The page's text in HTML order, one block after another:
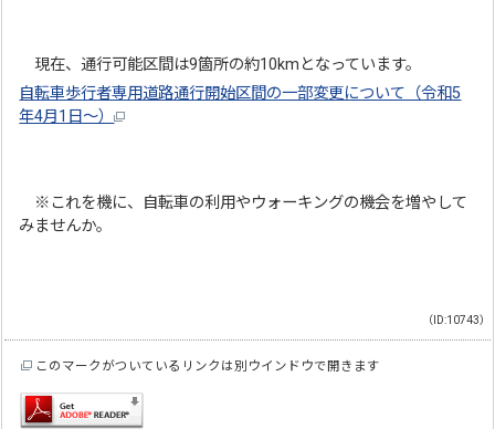
現在、通行可能区間は9箇所の約10kmとなっています。
自転車歩行者専用道路通行開始区間の一部変更について（令和5
年4月1日～）
※これを機に、自転車の利用やウォーキングの機会を増やして
みませんか。
（ID:10743）
このマークがついているリンクは別ウインドウで開きます